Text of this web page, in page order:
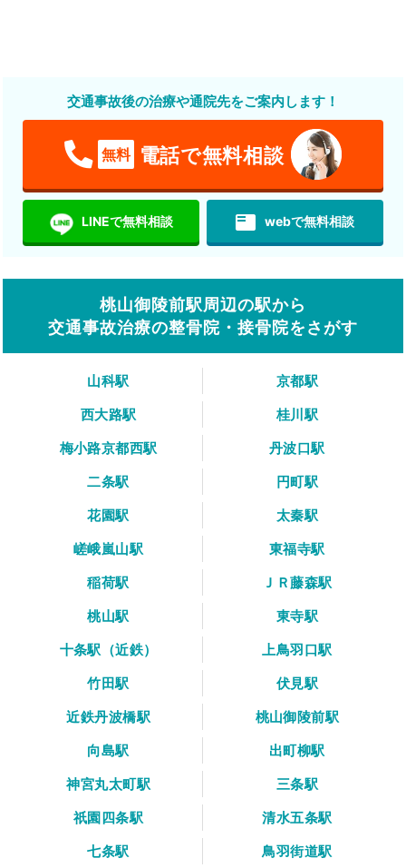
交通事故後の治療や通院先をご案内します！
無料 電話で無料相談
LINEで無料相談 featured_play_list webで無料相談
桃山御陵前駅周辺の駅から
交通事故治療の整骨院・接骨院をさがす
山科駅
京都駅
西大路駅
桂川駅
梅小路京都西駅
丹波口駅
二条駅
円町駅
花園駅
太秦駅
嵯峨嵐山駅
東福寺駅
稲荷駅
ＪＲ藤森駅
桃山駅
東寺駅
十条駅（近鉄）
上鳥羽口駅
竹田駅
伏見駅
近鉄丹波橋駅
桃山御陵前駅
向島駅
出町柳駅
神宮丸太町駅
三条駅
祇園四条駅
清水五条駅
七条駅
鳥羽街道駅